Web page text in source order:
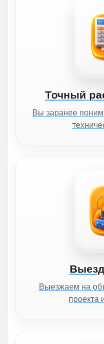
Точный
Вы заранее
Выезжаем на
проекта